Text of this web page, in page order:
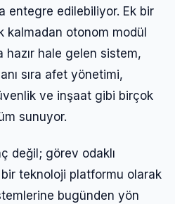
entegre edilebiliyor. Ek bir
kalmadan otonom modül
hazır hale gelen sistem,
sıra afet yönetimi,
ve inşaat gibi birçok
sunuyor.
değil; görev odaklı
teknoloji platformu olarak
bugünden yön